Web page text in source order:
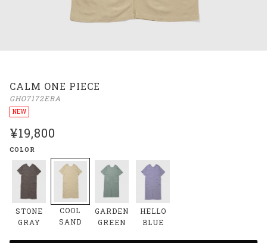
CALM ONE PIECE
GHO7172EBA
NEW
¥19,800
COLOR
STONE
GRAY
COOL
SAND
GARDEN
GREEN
HELLO
BLUE